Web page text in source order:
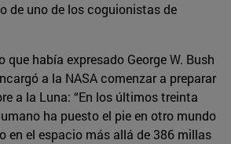
de uno de los coguionistas de
que había expresado George W. Bush
a la NASA comenzar a preparar
a la Luna: “En los últimos treinta
ha puesto el pie en otro mundo
en el espacio más allá de 386 millas